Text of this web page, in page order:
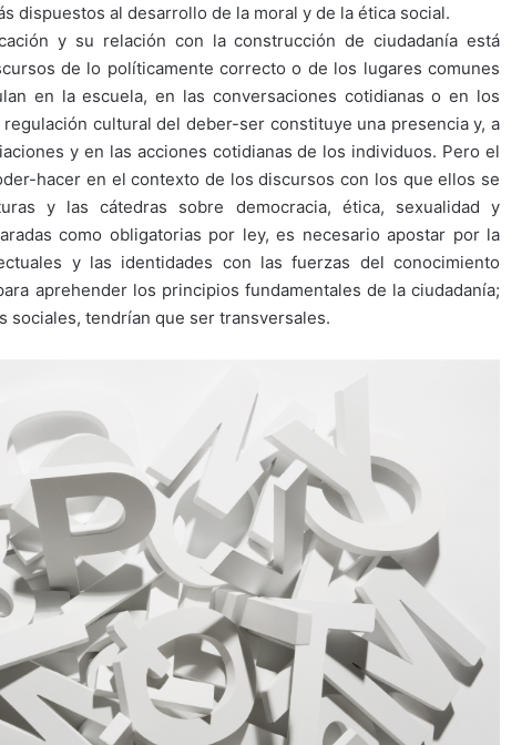
dispuestos al desarrollo de la moral y de la ética social.
y su relación con la construcción de ciudadanía está
de lo políticamente correcto o de los lugares comunes
en la escuela, en las conversaciones cotidianas o en los
cultural del deber-ser constituye una presencia y, a
y en las acciones cotidianas de los individuos. Pero el
hacer en el contexto de los discursos con los que ellos se
y las cátedras sobre democracia, ética, sexualidad y
como obligatorias por ley, es necesario apostar por la
y las identidades con las fuerzas del conocimiento
aprehender los principios fundamentales de la ciudadanía;
sociales, tendrían que ser transversales.